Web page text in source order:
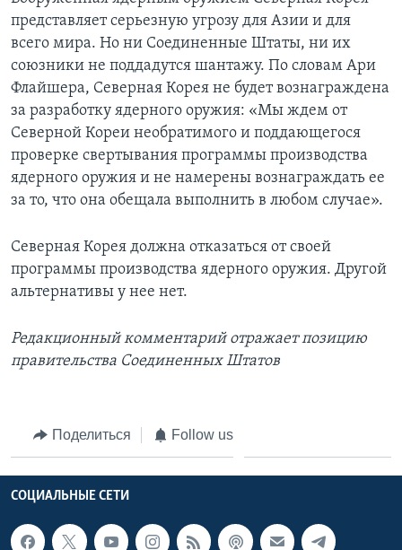
представляет серьезную угрозу для Азии и для
всего мира. Но ни Соединенные Штаты, ни их
союзники не поддадутся шантажу. По словам Ари
Флайшера, Северная Корея не будет вознаграждена
за разработку ядерного оружия: «Мы ждем от
Северной Кореи необратимого и поддающегося
проверке свертывания программы производства
ядерного оружия и не намерены вознаграждать ее
за то, что она обещала выполнить в любом случае».
Северная Корея должна отказаться от своей
программы производства ядерного оружия. Другой
альтернативы у нее нет.
Редакционный комментарий отражает позицию
правительства Соединенных Штатов
Поделиться Follow us
СОЦИАЛЬНЫЕ СЕТИ